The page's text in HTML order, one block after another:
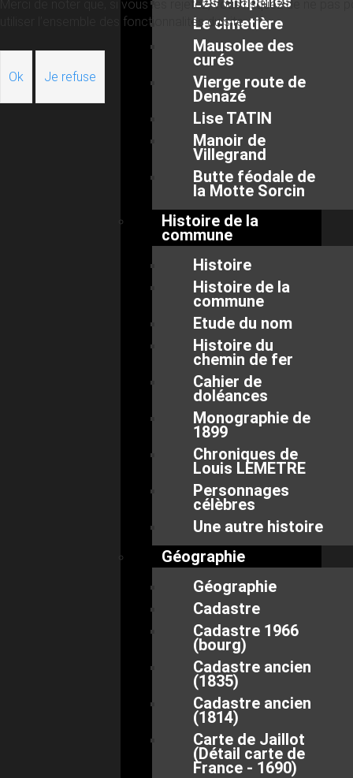
Le cimetière
Mausolee des
curés
Vierge route de
Denazé
Lise TATIN
Manoir de
Villegrand
Butte féodale de
la Motte Sorcin
Histoire de la
commune
Histoire
Histoire de la
commune
Etude du nom
Histoire du
chemin de fer
Cahier de
doléances
Monographie de
1899
Chroniques de
Louis LEMETRE
Personnages
célèbres
Une autre histoire
Géographie
Géographie
Cadastre
Cadastre 1966
(bourg)
Cadastre ancien
(1835)
Cadastre ancien
(1814)
Carte de Jaillot
(Détail carte de
France - 1690)
Merci de noter que, si vous les rejetez, vous risquez de ne pas
utiliser l’ensemble des fonctionnalités du site.
Ok Je refuse